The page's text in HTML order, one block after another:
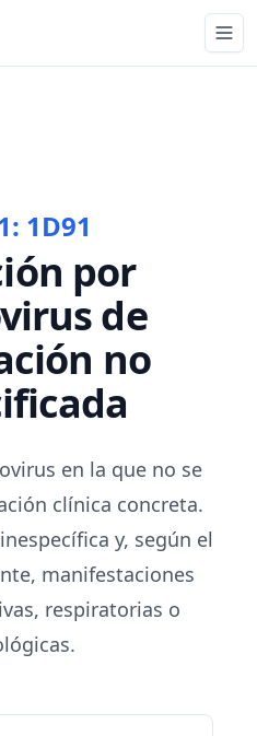
1D91
por
de
no
en la que no se
clínica concreta.
y, según el
manifestaciones
respiratorias o